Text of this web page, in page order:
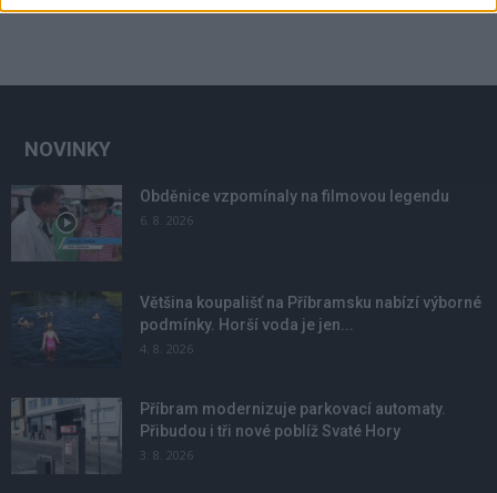
NOVINKY
Obděnice vzpomínaly na filmovou legendu
6. 8. 2026
Většina koupališť na Příbramsku nabízí výborné
podmínky. Horší voda je jen...
4. 8. 2026
Příbram modernizuje parkovací automaty.
Přibudou i tři nové poblíž Svaté Hory
3. 8. 2026